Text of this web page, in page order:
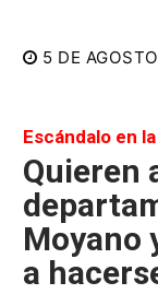
5 DE
Escándalo en
Quieren
Moyano
a